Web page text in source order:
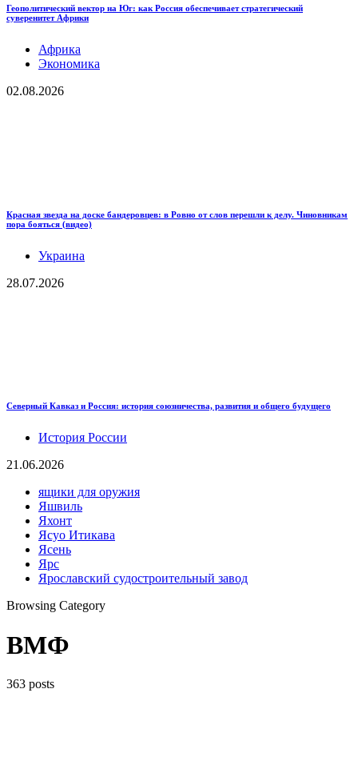
Геополитический вектор на Юг: как Россия обеспечивает стратегический
суверенитет Африки
Африка
Экономика
02.08.2026
Красная звезда на доске бандеровцев: в Ровно от слов перешли к делу. Чиновникам
пора бояться (видео)
Украина
28.07.2026
Северный Кавказ и Россия: история союзничества, развития и общего будущего
История России
21.06.2026
ящики для оружия
Яшвиль
Яхонт
Ясуо Итикава
Ясень
Ярс
Ярославский судостроительный завод
Browsing Category
ВМФ
363 posts